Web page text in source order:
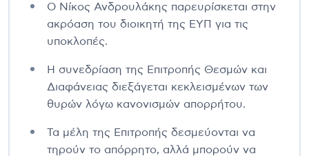
Ο Νίκος Ανδρουλάκης παρευρίσκεται στην
ακρόαση του διοικητή της ΕΥΠ για τις
υποκλοπές.
Η συνεδρίαση της Επιτροπής Θεσμών και
Διαφάνειας διεξάγεται κεκλεισμένων των
θυρών λόγω κανονισμών απορρήτου.
Τα μέλη της Επιτροπής δεσμεύονται να
τηρούν το απόρρητο, αλλά μπορούν να